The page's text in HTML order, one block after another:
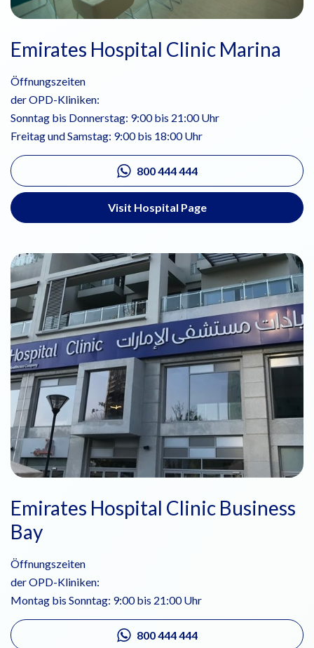
Emirates Hospital Clinic Marina
Öffnungszeiten
der OPD-Kliniken:
Sonntag bis Donnerstag: 9:00 bis 21:00 Uhr
Freitag und Samstag: 9:00 bis 18:00 Uhr
800 444 444
Visit Hospital Page
Emirates Hospital Clinic Business
Bay
Öffnungszeiten
der OPD-Kliniken:
Montag bis Sonntag: 9:00 bis 21:00 Uhr
800 444 444